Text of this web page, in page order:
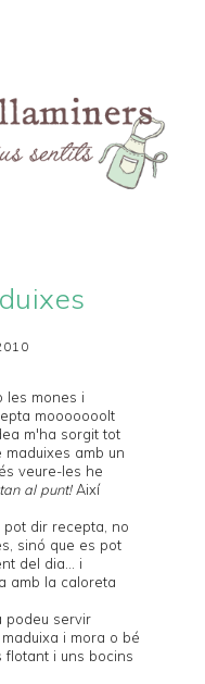
les mones i
mooooooolt
m'ha sorgit tot
amb un
veure-les he
al punt!Així
dir recepta, no
sinó que es pot
del dia... i
amb la caloreta
podeu servir
i mora o bé
flotant i uns bocins